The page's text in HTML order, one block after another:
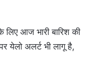
लिए आज भारी बारिश की
येलो अलर्ट भी लागू है,